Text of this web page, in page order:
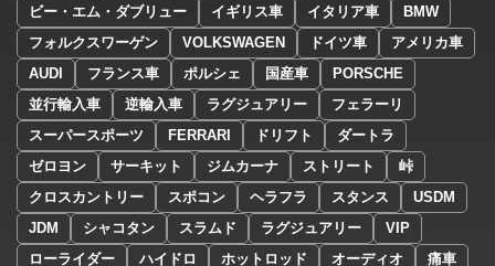
ビー・エム・ダブリュー
イギリス車 イタリア車
BMW
フォルクスワーゲン
VOLKSWAGEN ドイツ車
アメリカ車
AUDI
フランス車 ポルシェ 国産車
PORSCHE
並行輸入車
逆輸入車 ラグジュアリー
フェラーリ
スーパースポーツ
FERRARI ドリフト
ダートラ
ゼロヨン
サーキット ジムカーナ ストリート
峠
クロスカントリー
スポコン ヘラフラ スタンス
USDM
JDM
シャコタン スラムド ラグジュアリー
VIP
ローライダー
ハイドロ ホットロッド オーディオ 痛車